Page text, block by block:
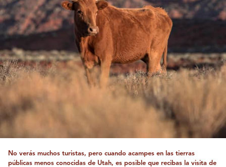
No verás muchos turistas, pero cuando acampes en las tierras
públicas menos conocidas de Utah, es posible que recibas la visita de